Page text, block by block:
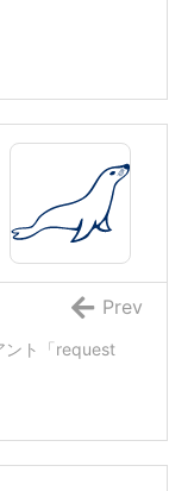
ント「request
Prev